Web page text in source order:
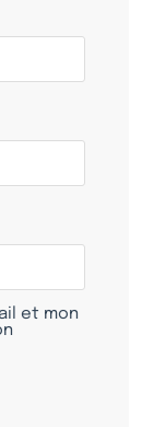
et mon